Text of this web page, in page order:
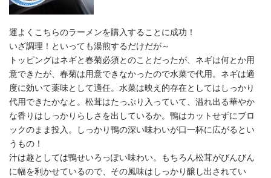
運よくこちらのラーメンを購入することに成功！
いざ調理！といっても湯煎するだけだが～
トッピングはネギと春菊必須とのことだったが、ネギは何とか用
意できたが、春菊は用意できなかったので水菜で代用。ネギは適
度に効いて薬味として適任。水菜は映え的存在としてはしっかり
代用できたかなと。松茸はたっぷり入っていて、溢れ出る華やか
な香りはしっかりらしさを出しているか。鴨はカットせずにブロ
ックのまま投入。しっかり鴨の深い味わいが口一杯に広がるとい
うもの！
汁は趣としては鴨せいろっぽい味わい。もちろん松茸がびんびん
に幅を利かせているので、その風味はしっかり醸し出されてい